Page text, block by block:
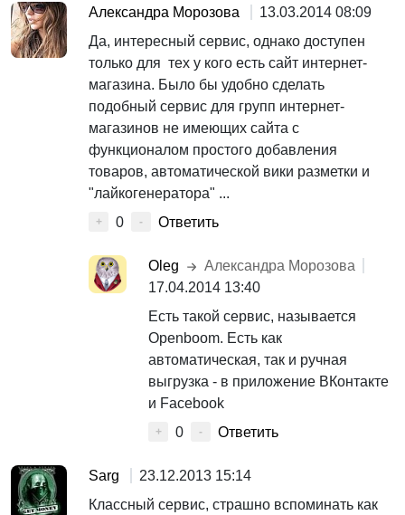
Александра Морозова
13.03.2014 08:09
Да, интересный сервис, однако доступен
только для тех у кого есть сайт интернет-
магазина. Было бы удобно сделать
подобный сервис для групп интернет-
магазинов не имеющих сайта с
функционалом простого добавления
товаров, автоматической вики разметки и
"лайкогенератора" ...
+ 0 - Ответить
Oleg
Александра Морозова
17.04.2014 13:40
Есть такой сервис, называется
Openboom. Есть как
автоматическая, так и ручная
выгрузка - в приложение ВКонтакте
и Facebook
+ 0 - Ответить
Sarg
23.12.2013 15:14
Классный сервис, страшно вспоминать как